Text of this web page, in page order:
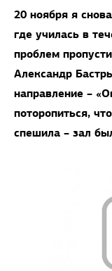
20 ноября я
где училась в
проблем
Александр
направление –
поторопиться,
спешила – зал